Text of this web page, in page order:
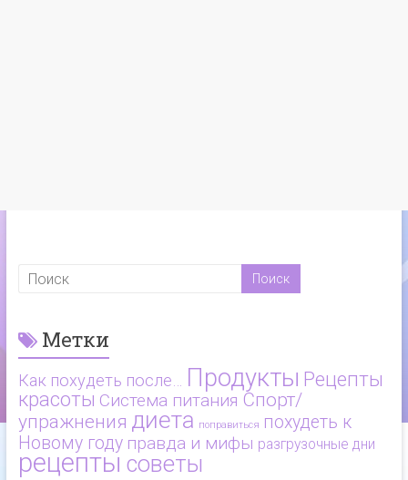
Метки
Как похудеть после… Продукты Рецепты
красоты Система питания Спорт/
упражнения диета поправиться похудеть к
Новому году правда и мифы разгрузочные дни
рецепты советы